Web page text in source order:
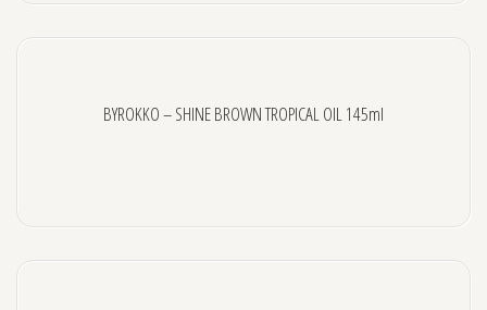
BYROKKO – SHINE BROWN TROPICAL OIL 145ml